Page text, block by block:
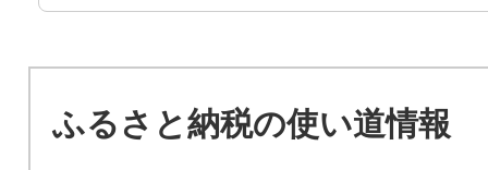
ふるさと納税の使い道情報